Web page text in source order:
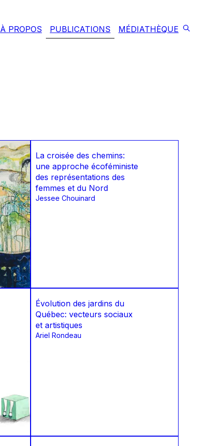
À PROPOS PUBLICATIONS MÉDIATHÈQUE
La croisée des chemins:
une approche écoféministe
des représentations des
femmes et du Nord
Jessee Chouinard
Évolution des jardins du
Québec: vecteurs sociaux
et artistiques
Ariel Rondeau